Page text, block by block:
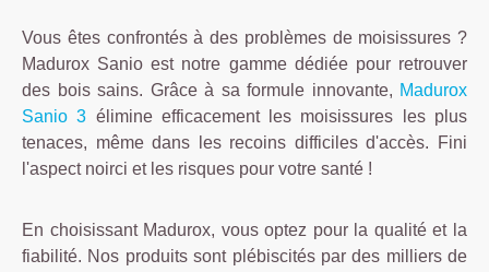
Vous êtes confrontés à des problèmes de moisissures ?
Madurox Sanio est notre gamme dédiée pour retrouver
des bois sains. Grâce à sa formule innovante, Madurox
Sanio 3 élimine efficacement les moisissures les plus
tenaces, même dans les recoins difficiles d'accès. Fini
l'aspect noirci et les risques pour votre santé !
En choisissant Madurox, vous optez pour la qualité et la
fiabilité. Nos produits sont plébiscités par des milliers de